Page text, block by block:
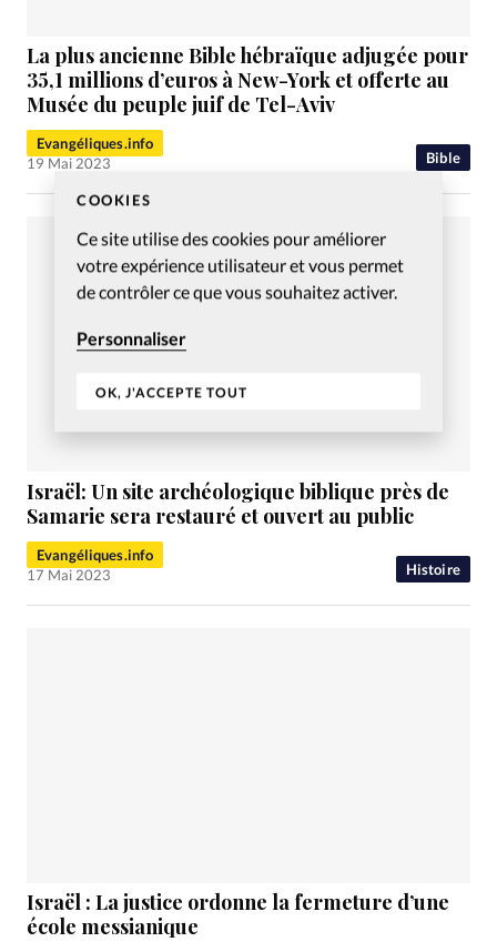
COOKIES
Ce site utilise des cookies pour améliorer
votre expérience utilisateur et vous permet
de contrôler ce que vous souhaitez activer.
Personnaliser
OK, J'ACCEPTE TOUT
Bible
La plus ancienne Bible hébraïque adjugée pour
35,1 millions d’euros à New-York et offerte au
Musée du peuple juif de Tel-Aviv
Evangéliques.info
19 Mai 2023
Histoire
Israël: Un site archéologique biblique près de
Samarie sera restauré et ouvert au public
Evangéliques.info
17 Mai 2023
Israël : La justice ordonne la fermeture d’une
école messianique